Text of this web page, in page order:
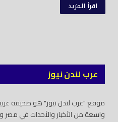
اقرأ المزيد
عرب لندن نيوز
موقع "عرب لندن نيوز" هو صحيفة
واسعة من الأخبار والأحداث في مصر